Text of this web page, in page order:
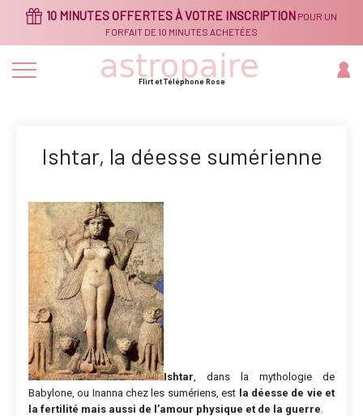
10 MINUTES OFFERTES À VOTRE INSCRIPTION POUR UN
FORFAIT DE 10 MINUTES ACHETÉES
Flirt et Téléphone Rose
Ishtar, la déesse sumérienne
Ishtar , dans la mythologie de
Babylone, ou Inanna chez les sumériens, est la déesse de vie et
la fertilité mais aussi de l’amour physique et de la guerre